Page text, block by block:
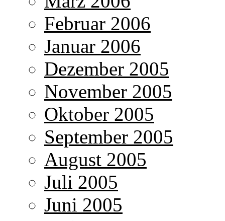
Februar 2006
Januar 2006
Dezember 2005
November 2005
Oktober 2005
September 2005
August 2005
Juli 2005
Juni 2005